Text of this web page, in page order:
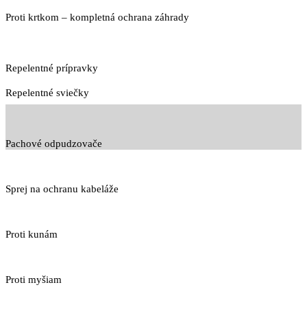
Proti krtkom – kompletná ochrana záhrady
Repelentné prípravky
Repelentné sviečky
Pachové odpudzovače
Sprej na ochranu kabeláže
Proti kunám
Proti myšiam